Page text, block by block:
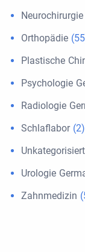
Orthopädie
Plastische
Psychologie
Radiologie
Schlaflabor(2)
Unkategorisiert
Urologie
Zahnmedizin